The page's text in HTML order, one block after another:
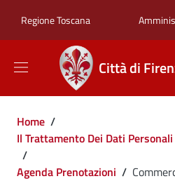
Regione Toscana
Città di
Briciole di pane
Home /
Il Trattamento Dei Dati
/
Agenda Prenotazioni /